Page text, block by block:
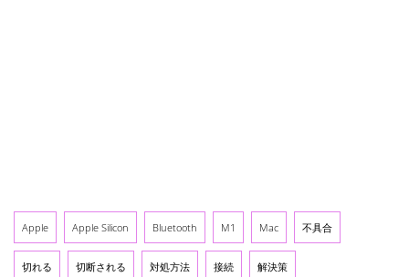
Apple Apple Silicon Bluetooth M1 Mac 不具合
切れる 切断される 対処方法 接続 解決策